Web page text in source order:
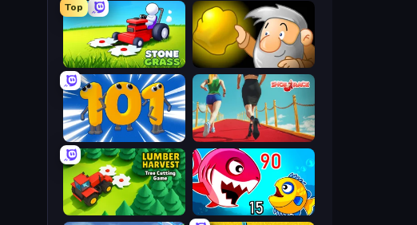
Gold Miner
Top
Stone Grass: Mowing Simulator
Shoe Race
Numbers Arena
Fish Eat Getting Big
Lumber Harvest: Tree Cutting Game